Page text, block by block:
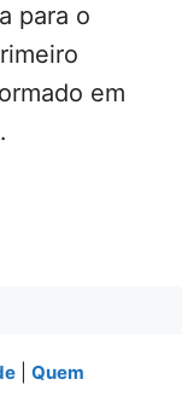
para o
em
Quem